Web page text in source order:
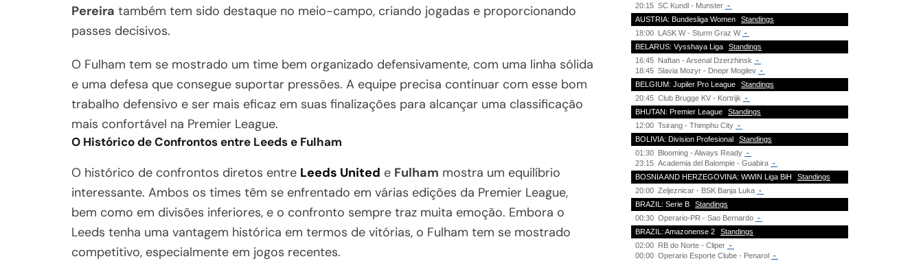
Pereira também tem sido destaque no meio-campo, criando jogadas e proporcionando
passes decisivos.
O Fulham tem se mostrado um time bem organizado defensivamente, com uma linha sólida
e uma defesa que consegue suportar pressões. A equipe precisa continuar com esse bom
trabalho defensivo e ser mais eficaz em suas finalizações para alcançar uma classificação
mais confortável na Premier League.
O Histórico de Confrontos entre Leeds e Fulham
O histórico de confrontos diretos entre Leeds United e Fulham mostra um equilíbrio
interessante. Ambos os times têm se enfrentado em várias edições da Premier League,
bem como em divisões inferiores, e o confronto sempre traz muita emoção. Embora o
Leeds tenha uma vantagem histórica em termos de vitórias, o Fulham tem se mostrado
competitivo, especialmente em jogos recentes.